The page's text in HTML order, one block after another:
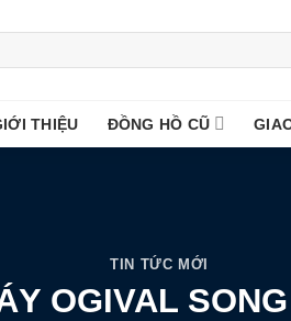
THIỆU ĐỒNG HỒ CŨ
TIN TỨC MỚI
OGIVAL